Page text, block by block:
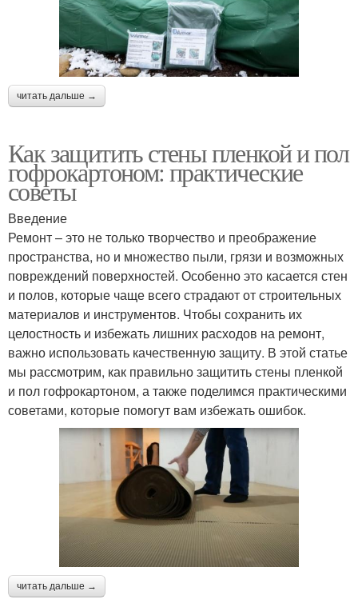
читать дальше →
Как защитить стены пленкой и пол
гофрокартоном: практические
советы
Введение
Ремонт – это не только творчество и преображение
пространства, но и множество пыли, грязи и возможных
повреждений поверхностей. Особенно это касается стен
и полов, которые чаще всего страдают от строительных
материалов и инструментов. Чтобы сохранить их
целостность и избежать лишних расходов на ремонт,
важно использовать качественную защиту. В этой статье
мы рассмотрим, как правильно защитить стены пленкой
и пол гофрокартоном, а также поделимся практическими
советами, которые помогут вам избежать ошибок.
читать дальше →